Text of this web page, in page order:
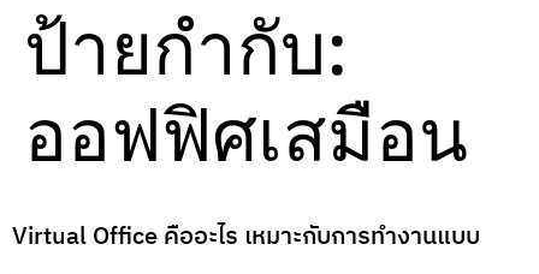
ป้ายกำกับ:
ออฟฟิศเสมือน
Virtual Office คืออะไร เหมาะกับการทํางานแบบ